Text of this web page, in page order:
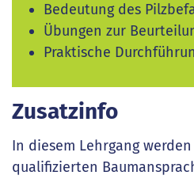
Bedeutung des
Übungen zur
Praktische
Zusatzinfo
In diesem Lehrgang
qualifizierten